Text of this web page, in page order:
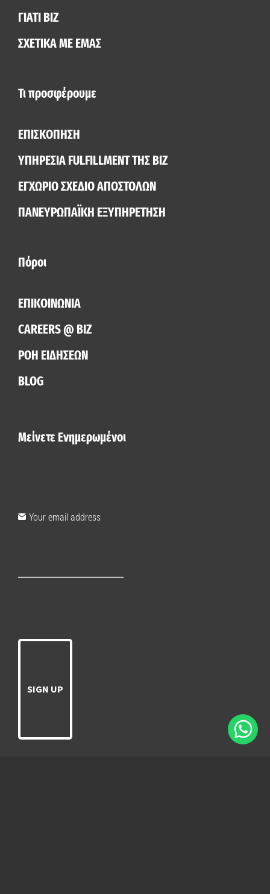
ΓΙΑΤΙ BIZ
ΣΧΕΤΙΚΑ ΜΕ ΕΜΑΣ
Τι προσφέρουμε
ΕΠΙΣΚΟΠΗΣΗ
ΥΠΗΡΕΣΙΑ FULFILLMENT ΤΗΣ BIZ
ΕΓΧΏΡΙΟ ΣΧΈΔΙΟ ΑΠΟΣΤΟΛΏΝ
ΠΑΝΕΥΡΩΠΑΪΚΉ ΕΞΥΠΗΡΈΤΗΣΗ
Πόροι
ΕΠΙΚΟΙΝΩΝΙΑ
CAREERS @ BIZ
ΡΟΗ ΕΙΔΗΣΕΩΝ
BLOG
Μείνετε Ενημερωμένοι
SIGN UP